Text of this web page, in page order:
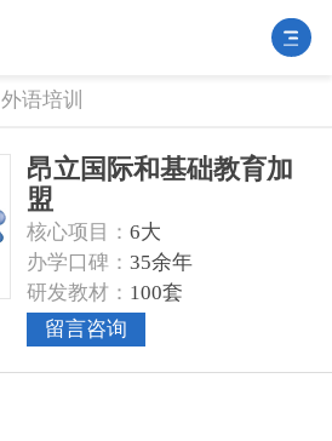
外语培训
昂立国际和基础教育加
盟
核心项目： 6大
办学口碑： 35余年
研发教材： 100套
留言咨询